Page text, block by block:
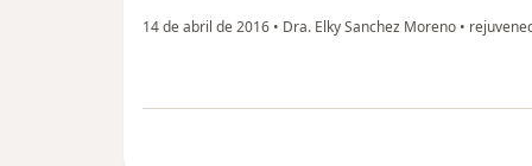
14 de abril de 2016 • Dra. Elky Sanchez Moreno •